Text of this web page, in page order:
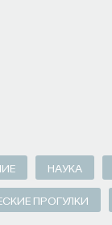
НАУКА
ПРОГУЛКИ
им. И. М.
больницы №